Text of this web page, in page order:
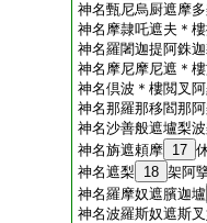
神名甄尼烏厨遮摩
神名摩隷吒遮夫＊
神名羅闍迦提阿銖
神名摩尼摩尼遮＊
神名倶波＊樓閲叉
神名那羅那移閻那
神名沙善般遮壚梨
神名旃遮頼摩 17
神名遮梨 18 架阿
神名羅摩奴遮臏迦壚
神名波羅斯奴遮斯